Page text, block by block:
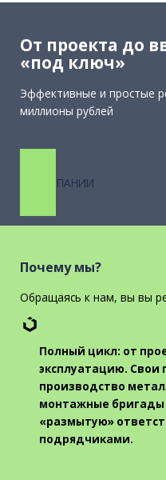
От проекта до
«под ключ»
Эффективные и простые
миллионы рублей
О КОМПАНИИ
Почему мы?
Обращаясь к нам, вы вы
Полный цикл: от
эксплуатацию. Свои
производство
монтажные бригады
«размытую»
подрядчиками.